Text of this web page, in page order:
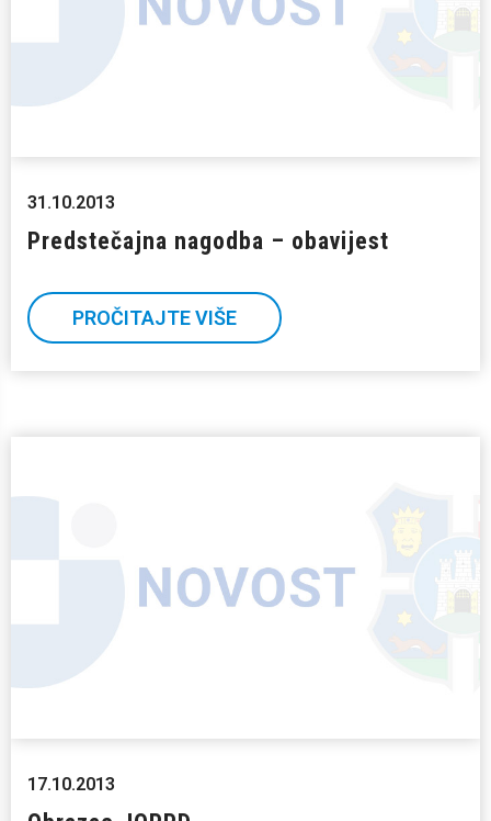
31.10.2013
Predstečajna nagodba – obavijest
PROČITAJTE VIŠE
17.10.2013